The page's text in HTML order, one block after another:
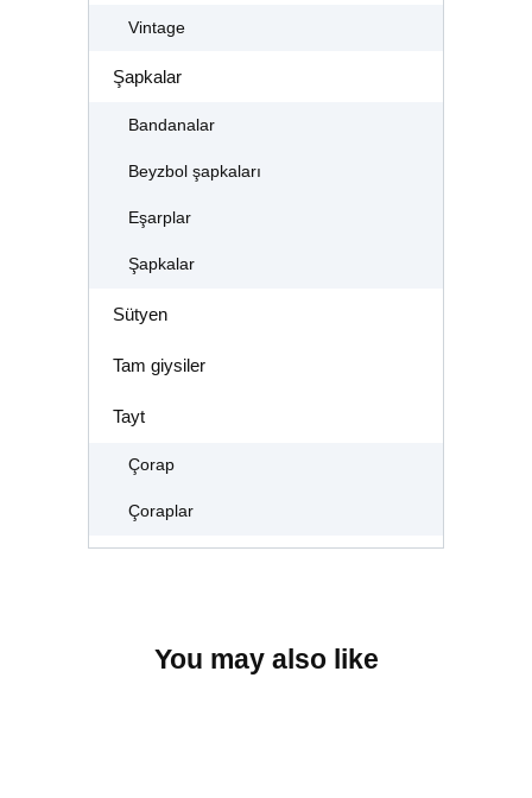
Vintage
Şapkalar
Bandanalar
Beyzbol şapkaları
Eşarplar
Şapkalar
Sütyen
Tam giysiler
Tayt
Çorap
Çoraplar
You may also like